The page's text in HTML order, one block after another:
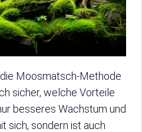
Moosmatsch-Methode
sicher, welche Vorteile
besseres Wachstum und
sich, sondern ist auch